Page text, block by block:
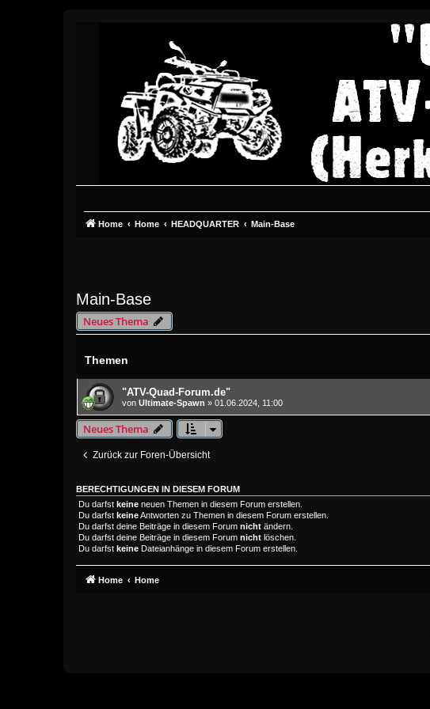
Home Home HEADQUARTER Main-Base
Main-Base
Neues Thema
Themen
"ATV-Quad-Forum.de"
von Ultimate-Spawn » 01.06.2024, 11:00
Neues Thema
Zurück zur Foren-Übersicht
BERECHTIGUNGEN IN DIESEM FORUM
Du darfst keine neuen Themen in diesem Forum erstellen.
Du darfst keineAntworten zu Themen in diesem Forum erstellen.
Du darfst deine Beiträge in diesem Forum nicht ändern.
Du darfst deine Beiträge in diesem Forum nicht löschen.
Du darfst keine Dateianhänge in diesem Forum erstellen.
Home Home